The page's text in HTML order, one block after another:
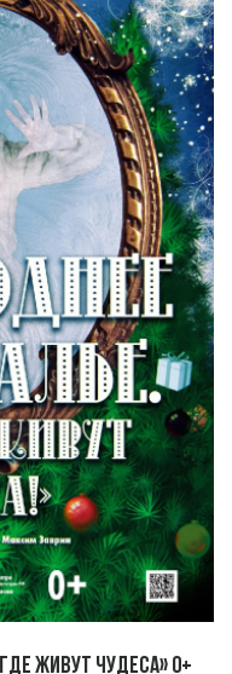
живут чудеса» 0+